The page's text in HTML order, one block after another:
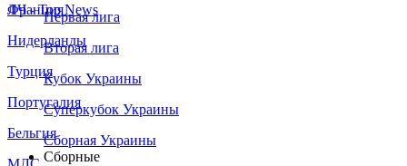
Франция
Нидерланды
Турция
Португалия
Бельгия
ЛЧ - Top News
Первая лига
Вторая лига
Кубок Украины
Суперкубок Украины
Сборная Украины
Сборные